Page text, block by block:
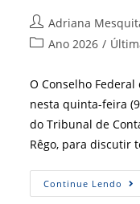
Autor
do
Adriana
Categoria
post:
Ano 2026 /
O Conselho
nesta quinta-feira
do Tribunal de
Rêgo, para discutir
Continue Lendo CFA